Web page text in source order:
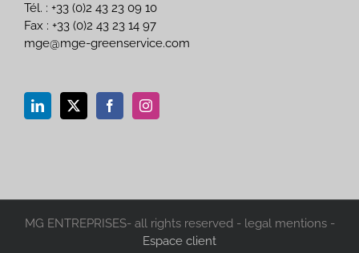
Tél. : +33 (0)2 43 23 09 10
Fax : +33 (0)2 43 23 14 97
mge@mge-greenservice.com
MG ENTREPRISES- all rights reserved - legal mentions -
Espace client